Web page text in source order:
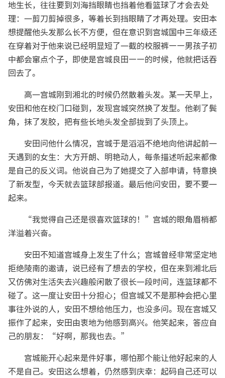
地生长，往往要到刘海挡眼睛也挡着他看篮球了才会去处
理：一剪刀剪掉很多，等着长到挡眼睛了才再处理。安田本
想提醒他头发那么长不方便，但在意识到宫城国中三年级还
在穿着对于他来说已经明显短了一截的校服裤——男孩子初
中都会窜点个子，即使是宫城良田——的时候，他就把话吞
回去了。
高一宫城刚到湘北的时候仍然散着头发。某一天早上，
安田和他在校门口碰到，发现宫城突然换了发型。他剃了鬓
角，抹了发胶，把有些长地头发全部拢到了头顶上。
安田问他什么情况，宫城于是滔滔不绝地向他讲起前一
天遇到的女生：大方开朗、明艳动人，每条描述听起来都像
是自己的反义词。他说自己为了她提交了入部申请，特意换
了新发型，今天就去篮球部报道。最后他问安田，要不要一
起来。
“我觉得自己还是很喜欢篮球的！”宫城的眼角眉梢都
洋溢着兴奋。
安田不知道宫城身上发生了什么；宫城曾经非常坚定地
拒绝陵南的邀请，说已经有了想去的学校，但在来到湘北后
又仿佛对生活失去兴趣般闲散了很长一段时间，连篮球都不
碰了。这一度让安田十分担心；但宫城又不是那种会把心里
事往外说的人，安田不想给他压力，也没多问。现在宫城又
振作了起来，安田由衷地为他感到高兴。他笑起来，答应自
己的朋友：“好啊，那我也去。”
宫城能开心起来是件好事，哪怕那个能让他好起来的人
不是自己。安田这么想着，仍然感到庆幸：起码自己还可以